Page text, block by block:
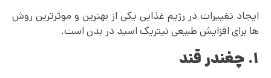
ایجاد تغییرات در رژیم غذایی یکی از بهترین و موثرترین روش
ها برای افزایش طبیعی نیتریک اسید در بدن است.
۱. چغندر قند